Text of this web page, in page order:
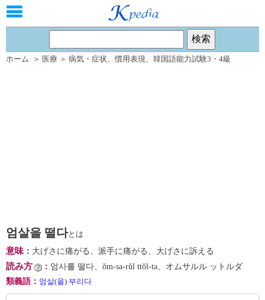
ホーム ＞ 医療 ＞ 病気・症状、 慣用表現、 韓国語能力試験3・4級
엄살을 떨다とは
意味： 大げさに痛がる、派手に痛がる、大げさに訴える
読み方 ： 엄사를 떨다、ŏm-sa-rŭl ttŏl-ta、オムサルル ットルダ
類義語 ： 엄살(을) 부리다